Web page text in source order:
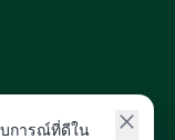
บการณ์ที่ดีใน